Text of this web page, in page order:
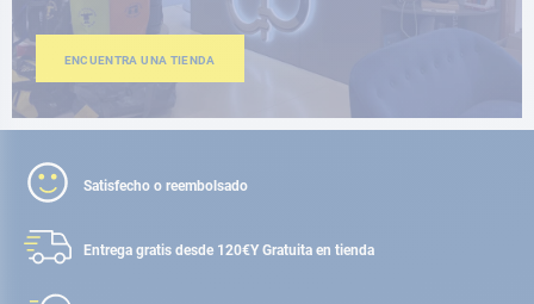
ENCUENTRA UNA TIENDA
Satisfecho o reembolsado
Entrega gratis desde 120€Y Gratuita en tienda